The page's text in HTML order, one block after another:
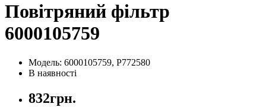
Повітряний фільтр
6000105759
Модель: 6000105759, P772580
В наявності
832грн.